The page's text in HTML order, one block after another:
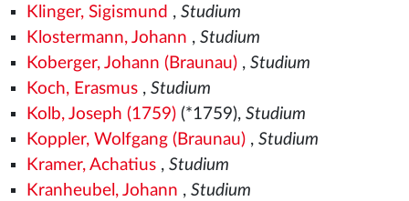
Klinger, Sigismund , Studium
Klostermann, Johann , Studium
Koberger, Johann (Braunau), Studium
Koch, Erasmus, Studium
Kolb, Joseph (1759)(*1759), Studium
Koppler, Wolfgang (Braunau), Studium
Kramer, Achatius, Studium
Kranheubel, Johann , Studium